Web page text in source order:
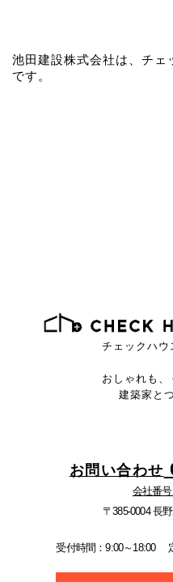
池田建設株式会社は、チェ
です。
チェックハウ
おしゃれも
建築家と
お問い合わせ
会社番号
〒385-0004 長
受付時間：9:00～18:00